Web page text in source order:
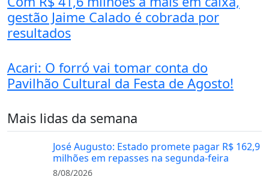
gestão Jaime Calado é cobrada por
resultados
Acari: O forró vai tomar conta do
Pavilhão Cultural da Festa de Agosto!
Mais lidas da semana
José Augusto: Estado promete pagar R$ 162,9
milhões em repasses na segunda-feira
8/08/2026